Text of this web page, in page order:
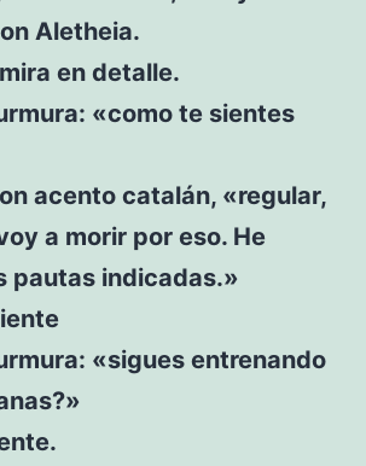
Aletheia.
en detalle.
«como te sientes
acento catalán, «regular,
a morir por eso. He
pautas indicadas.»
«sigues entrenando